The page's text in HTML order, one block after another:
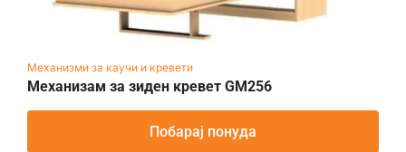
Механизми за каучи и кревети
Механизам за зиден кревет GM256
Побарај понуда